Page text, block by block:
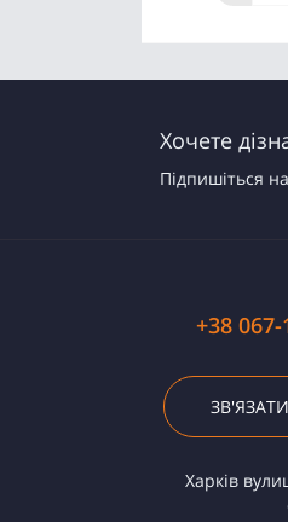
Хочете
Підпишіться
+38
Харків